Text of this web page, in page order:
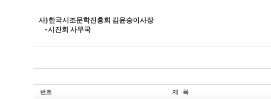
사)한국시조문학진흥회 김윤숭이사장
-시진회 사무국
번호 제 목